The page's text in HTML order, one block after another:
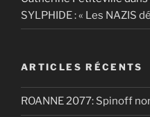
SYLPHIDE : « Les NAZIS
ARTICLES RÉCENTS
ROANNE 2077: Spinoff